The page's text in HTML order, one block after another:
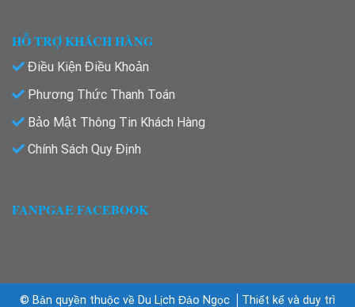
HỖ TRỢ KHÁCH HÀNG
Điều Kiện Điều Khoản
Phương Thức Thanh Toán
Bảo Mật Thông Tin Khách Hàng
Chính Sách Quy Định
FANPGAE FACEBOOK
© Bản quyền thuộc về Du Lịch Đảo Ngọc Thiết kế và duy trì